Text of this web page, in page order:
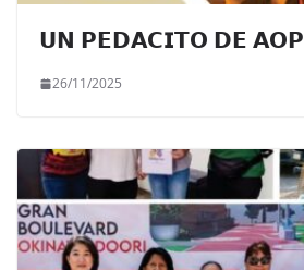
𝗨𝗡 𝗣𝗘𝗗𝗔𝗖𝗜𝗧𝗢 𝗗𝗘 𝗔𝗢𝗣
26/11/2025